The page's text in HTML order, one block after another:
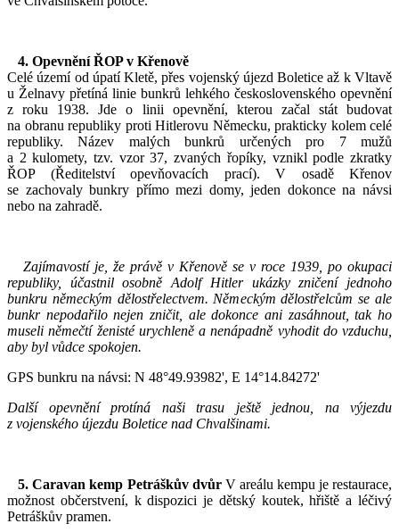
4. Opevnění ŘOP v Křenově
Celé území od úpatí Kletě, přes vojenský újezd Boletice až k Vltavě
u Želnavy přetíná linie bunkrů lehkého československého opevnění
z roku 1938. Jde o linii opevnění, kterou začal stát budovat
na obranu republiky proti Hitlerovu Německu, prakticky kolem celé
republiky. Název malých bunkrů určených pro 7 mužů
a 2 kulomety, tzv. vzor 37, zvaných řopíky, vznikl podle zkratky
ŘOP (Ředitelství opevňovacích prací). V osadě Křenov
se zachovaly bunkry přímo mezi domy, jeden dokonce na návsi
nebo na zahradě.
Zajímavostí je, že právě v Křenově se v roce 1939, po okupaci
republiky, účastnil osobně Adolf Hitler ukázky zničení jednoho
bunkru německým dělostřelectvem. Německým dělostřelcům se ale
bunkr nepodařilo nejen zničit, ale dokonce ani zasáhnout, tak ho
museli němečtí ženisté urychleně a nenápadně vyhodit do vzduchu,
aby byl vůdce spokojen.
GPS bunkru na návsi: N 48°49.93982', E 14°14.84272'
Další opevnění protíná naši trasu ještě jednou, na výjezdu
z vojenského újezdu Boletice nad Chvalšinami.
5. Caravan kemp Petráškův dvůrV areálu kempu je restaurace,
možnost občerstvení, k dispozici je dětský koutek, hřiště a léčivý
Petráškův pramen.